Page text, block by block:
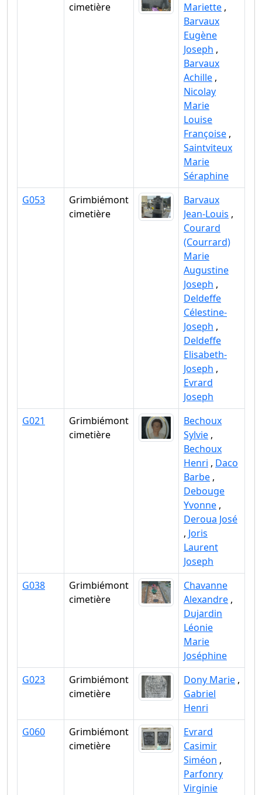
cimetière Mariette ,
Barvaux
Eugène
Joseph ,
Barvaux
Achille ,
Nicolay
Marie
Louise
Françoise ,
Saintviteux
Marie
Séraphine
G053
Grimbiémont
cimetière
Barvaux
Jean-Louis ,
Courard
(Courrard)
Marie
Augustine
Joseph ,
Deldeffe
Célestine-
Joseph ,
Deldeffe
Elisabeth-
Joseph ,
Evrard
Joseph
G021
Grimbiémont
cimetière
Bechoux
Sylvie ,
Bechoux
Henri , Daco
Barbe ,
Debouge
Yvonne ,
Deroua José
, Joris
Laurent
Joseph
G038
Grimbiémont
cimetière
Chavanne
Alexandre ,
Dujardin
Léonie
Marie
Joséphine
G023
Grimbiémont
cimetière
Dony Marie ,
Gabriel
Henri
G060
Grimbiémont
cimetière
Evrard
Casimir
Siméon ,
Parfonry
Virginie